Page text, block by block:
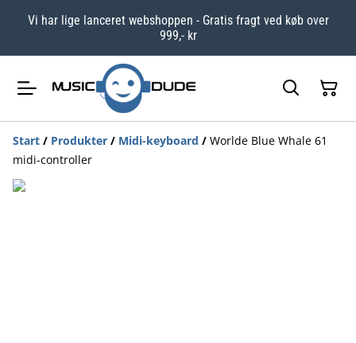
Vi har lige lanceret webshoppen - Gratis fragt ved køb over
999,- kr
Start / Produkter / Midi-keyboard / Worlde Blue Whale 61
midi-controller